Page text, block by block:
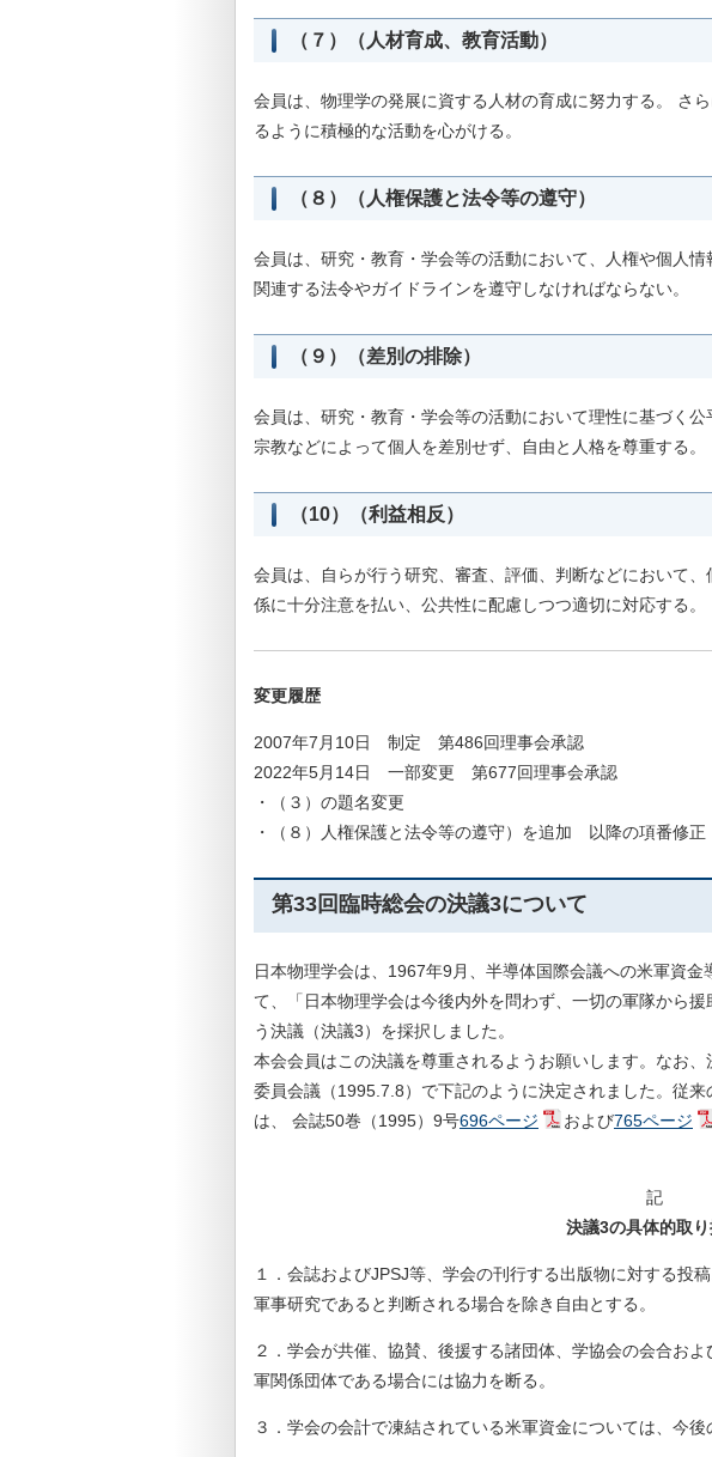
（７）（人材育成、教育活動）
会員は、物理学の発展に資する人材の育成に努力する。 さ
るように積極的な活動を心がける。
（８）（人権保護と法令等の遵守）
会員は、研究・教育・学会等の活動において、人権や個人
関連する法令やガイドラインを遵守しなければならない。
（９）（差別の排除）
会員は、研究・教育・学会等の活動において理性に基づく公
宗教などによって個人を差別せず、自由と人格を尊重する。
（10）（利益相反）
会員は、自らが行う研究、審査、評価、判断などにおいて
係に十分注意を払い、公共性に配慮しつつ適切に対応する。
変更履歴
2007年7月10日 制定 第486回理事会承認
2022年5月14日 一部変更 第677回理事会承認
・（３）の題名変更
・（８）人権保護と法令等の遵守）を追加 以降の項番修正
第33回臨時総会の決議3について
日本物理学会は、1967年9月、半導体国際会議への米軍資
て、「日本物理学会は今後内外を問わず、一切の軍隊から
う決議（決議3）を採択しました。
本会会員はこの決議を尊重されるようお願いします。なお
委員会議（1995.7.8）で下記のように決定されました。従
は、 会誌50巻（1995）9号696ページ および765ページ
記
決議3の具体的取
１．会誌およびJPSJ等、学会の刊行する出版物に対する投
軍事研究であると判断される場合を除き自由とする。
２．学会が共催、協賛、後援する諸団体、学協会の会合お
軍関係団体である場合には協力を断る。
３．学会の会計で凍結されている米軍資金については、今後